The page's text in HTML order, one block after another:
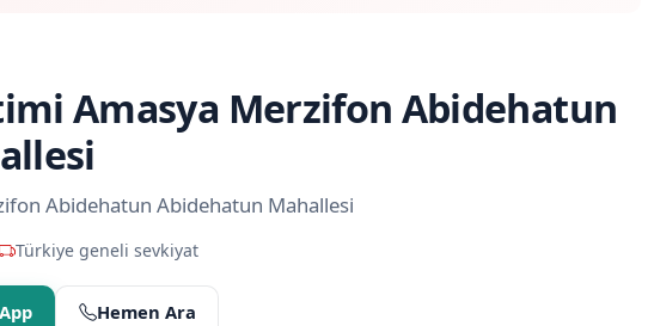
Amasya Merzifon Abidehatun
Abidehatun Abidehatun Mahallesi
Türkiye geneli sevkiyat
Hemen Ara